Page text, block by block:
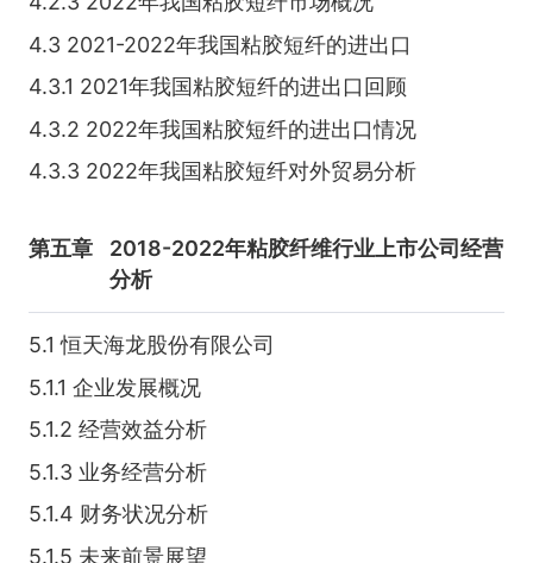
4.3 2021-2022年我国粘胶短纤的进出口
4.3.1 2021年我国粘胶短纤的进出口回顾
4.3.2 2022年我国粘胶短纤的进出口情况
4.3.3 2022年我国粘胶短纤对外贸易分析
第五章
2018-2022年粘胶纤维行业上市公司经营
分析
5.1 恒天海龙股份有限公司
5.1.1 企业发展概况
5.1.2 经营效益分析
5.1.3 业务经营分析
5.1.4 财务状况分析
5.1.5 未来前景展望